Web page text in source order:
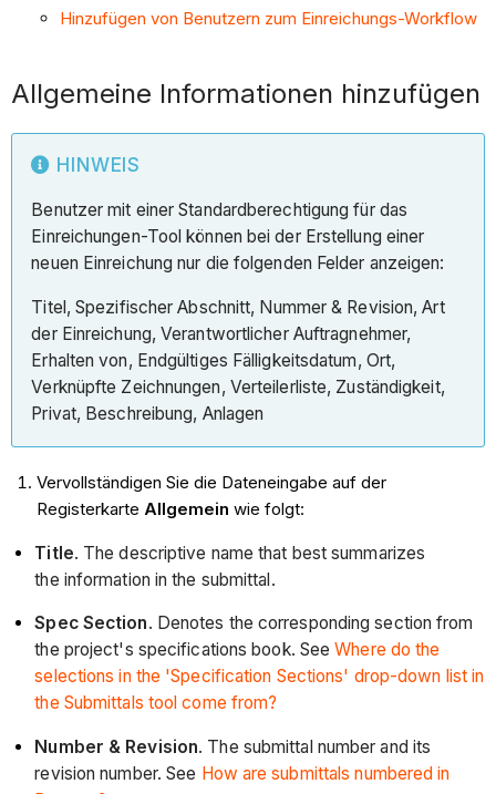
Hinzufügen von Benutzern zum Einreichungs-Workflow
Allgemeine Informationen hinzufügen
HINWEIS
Benutzer mit einer Standardberechtigung für das
Einreichungen-Tool können bei der Erstellung einer
neuen Einreichung nur die folgenden Felder anzeigen:
Titel, Spezifischer Abschnitt, Nummer & Revision, Art
der Einreichung, Verantwortlicher Auftragnehmer,
Erhalten von, Endgültiges Fälligkeitsdatum, Ort,
Verknüpfte Zeichnungen, Verteilerliste, Zuständigkeit,
Privat, Beschreibung, Anlagen
Vervollständigen Sie die Dateneingabe auf der
Registerkarte Allgemein wie folgt:
Title. The descriptive name that best summarizes
the information in the submittal.
Spec Section. Denotes the corresponding section from
the project's specifications book. SeeWhere do the
selections in the 'Specification Sections' drop-down list in
the Submittals tool come from?
Number & Revision. The submittal number and its
revision number. See How are submittals numbered in